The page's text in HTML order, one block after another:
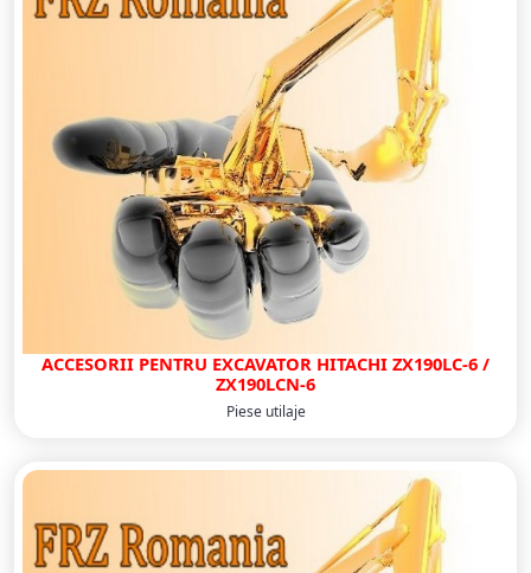
ACCESORII PENTRU EXCAVATOR HITACHI ZX190LC-6 /
ZX190LCN-6
Piese utilaje